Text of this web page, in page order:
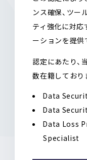
ンス確保、ツー
ティ強化に対応
ーションを提供
認定にあたり、
数在籍しており
Data
Data
Data Loss
Specialist